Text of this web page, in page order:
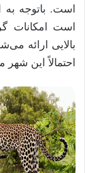
است. باتوجه به
است امکانات
بالایی ارائه
احتمالاً این